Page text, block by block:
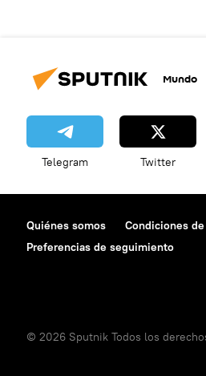
Mundo
Telegram Twitter
Quiénes somos Condiciones
Preferencias de seguimiento
© 2026 Sputnik Todos los